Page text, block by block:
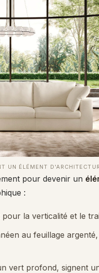
UN ÉLÉMENT
pour devenir un
:
pour la verticalité et le
au feuillage
vert profond, signent